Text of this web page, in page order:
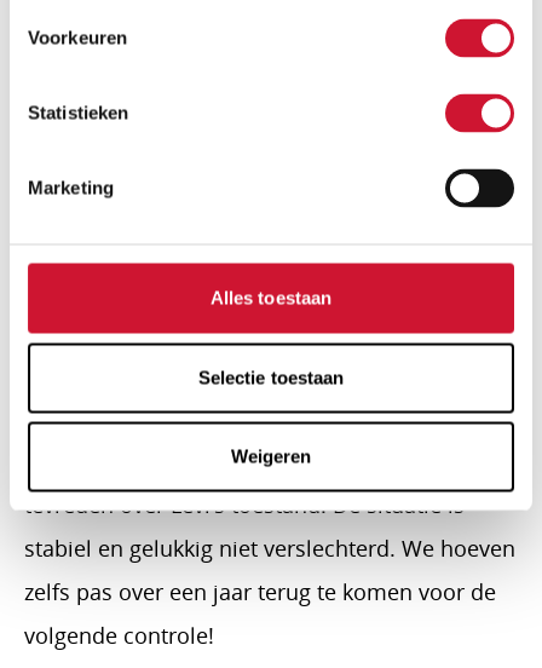
Voorkeuren
Statistieken
Marketing
Alles toestaan
Selectie toestaan
Weigeren
Gelukkig gaat het nu goed met hem. Levi is best
hebben het er erg moeilijk mee gehad, en
Het heeft zo’n enorme impact op je leven. En
waarschijnlijk nogmaals geopereerd moeten
worden en een kunstklep krijgen.
Afgelopen juli vond de laatste halfjaarlijkse
controle plaats. De cardioloog was heel
tevreden over Levi’s toestand. De situatie is
stabiel en gelukkig niet verslechterd. We hoeven
zelfs pas over een jaar terug te komen voor de
volgende controle!